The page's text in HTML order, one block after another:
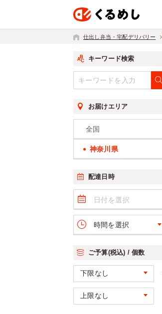
仕出し弁当・宅配デリバリー
キーワード検索
お届けエリア
全国
神奈川県
配達日時
時間を選択
ご予算(税込) / 個数